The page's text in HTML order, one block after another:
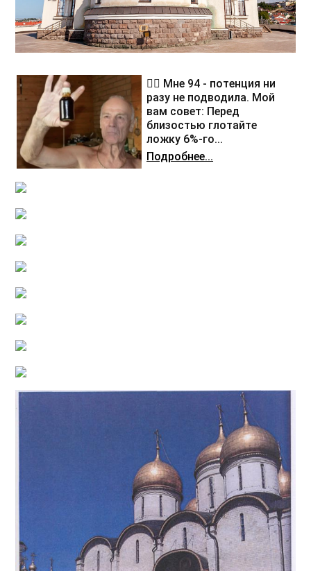
❤️‍🔥 Мне 94 - потенция ни
разу не подводила. Мой
вам совет: Перед
близостью глотайте
ложку 6%-го...
Подробнее...